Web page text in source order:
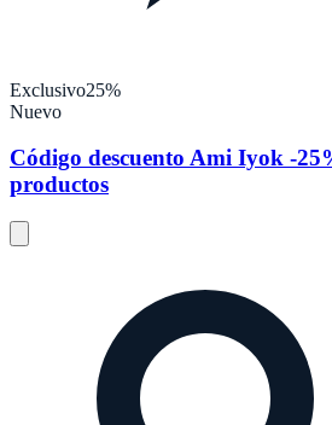
Exclusivo25%
Nuevo
Código descuento Ami Iyok -
productos